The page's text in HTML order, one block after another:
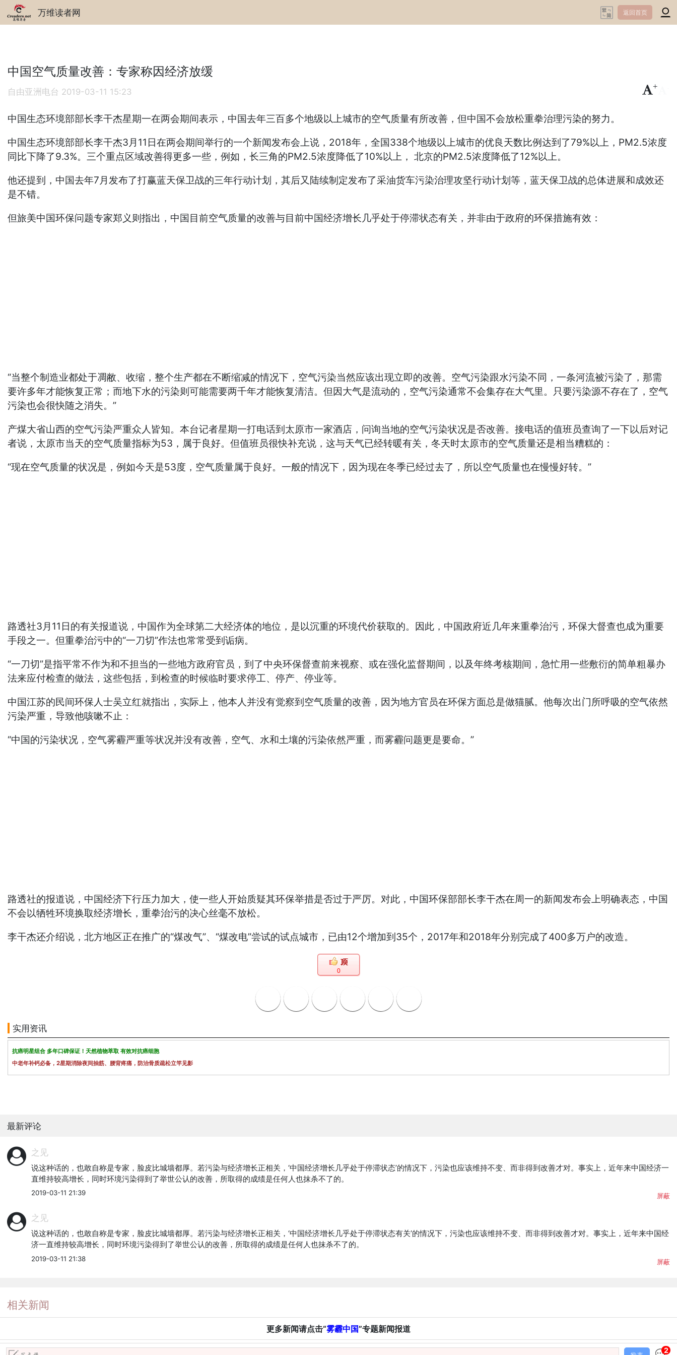
万维读者网 返回首页
中国空气质量改善：专家称因经济放缓
自由亚洲电台 2019-03-11 15:23
+
中国生态环境部部长李干杰星期一在两会期间表示，中国去年三百多个地级以上城市的空气质量有所改善，但中国不会放松重拳治理污染的努力。
中国生态环境部部长李干杰3月11日在两会期间举行的一个新闻发布会上说，2018年，全国338个地级以上城市的优良天数比例达到了79%以上，PM2.5浓度
同比下降了9.3%。三个重点区域改善得更多一些，例如，长三角的PM2.5浓度降低了10%以上， 北京的PM2.5浓度降低了12%以上。
他还提到，中国去年7月发布了打赢蓝天保卫战的三年行动计划，其后又陆续制定发布了采油货车污染治理攻坚行动计划等，蓝天保卫战的总体进展和成效还
是不错。
但旅美中国环保问题专家郑义则指出，中国目前空气质量的改善与目前中国经济增长几乎处于停滞状态有关，并非由于政府的环保措施有效：
“当整个制造业都处于凋敝、收缩，整个生产都在不断缩减的情况下，空气污染当然应该出现立即的改善。空气污染跟水污染不同，一条河流被污染了，那需
要许多年才能恢复正常；而地下水的污染则可能需要两千年才能恢复清洁。但因大气是流动的，空气污染通常不会集存在大气里。只要污染源不存在了，空气
污染也会很快随之消失。”
产煤大省山西的空气污染严重众人皆知。本台记者星期一打电话到太原市一家酒店，问询当地的空气污染状况是否改善。接电话的值班员查询了一下以后对记
者说，太原市当天的空气质量指标为53，属于良好。但值班员很快补充说，这与天气已经转暖有关，冬天时太原市的空气质量还是相当糟糕的：
“现在空气质量的状况是，例如今天是53度，空气质量属于良好。一般的情况下，因为现在冬季已经过去了，所以空气质量也在慢慢好转。”
路透社3月11日的有关报道说，中国作为全球第二大经济体的地位，是以沉重的环境代价获取的。因此，中国政府近几年来重拳治污，环保大督查也成为重要
手段之一。但重拳治污中的“一刀切”作法也常常受到诟病。
“一刀切”是指平常不作为和不担当的一些地方政府官员，到了中央环保督查前来视察、或在强化监督期间，以及年终考核期间，急忙用一些敷衍的简单粗暴办
法来应付检查的做法，这些包括，到检查的时候临时要求停工、停产、停业等。
中国江苏的民间环保人士吴立红就指出，实际上，他本人并没有觉察到空气质量的改善，因为地方官员在环保方面总是做猫腻。他每次出门所呼吸的空气依然
污染严重，导致他咳嗽不止：
“中国的污染状况，空气雾霾严重等状况并没有改善，空气、水和土壤的污染依然严重，而雾霾问题更是要命。”
路透社的报道说，中国经济下行压力加大，使一些人开始质疑其环保举措是否过于严厉。对此，中国环保部部长李干杰在周一的新闻发布会上明确表态，中国
不会以牺牲环境换取经济增长，重拳治污的决心丝毫不放松。
李干杰还介绍说，北方地区正在推广的“煤改气”、“煤改电”尝试的试点城市，已由12个增加到35个，2017年和2018年分别完成了400多万户的改造。
0
实用资讯
抗癌明星组合 多年口碑保证！天然植物萃取 有效对抗癌细胞
中老年补钙必备，2星期消除夜间抽筋、腰背疼痛，防治骨质疏松立竿见影
最新评论
之见
说这种话的，也敢自称是专家，脸皮比城墙都厚。若污染与经济增长正相关，‘中国经济增长几乎处于停滞状态’的情况下，污染也应该维持不变、而非得到改善才对。事实上，近年来中国经济一
直维持较高增长，同时环境污染得到了举世公认的改善，所取得的成绩是任何人也抹杀不了的。
2019-03-11 21:39 屏蔽
之见
说这种话的，也敢自称是专家，脸皮比城墙都厚。若污染与经济增长正相关，‘中国经济增长几乎处于停滞状态有关’的情况下，污染也应该维持不变、而非得到改善才对。事实上，近年来中国经
济一直维持较高增长，同时环境污染得到了举世公认的改善，所取得的成绩是任何人也抹杀不了的。
2019-03-11 21:38 屏蔽
相关新闻
更多新闻请点击“雾霾中国”专题新闻报道
2